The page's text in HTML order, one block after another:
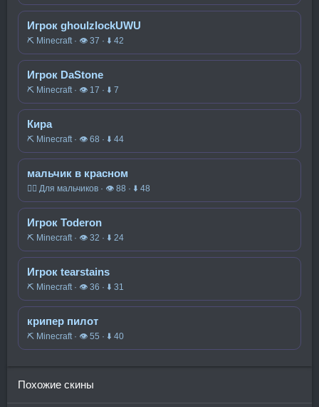
Игрок ghoulzlockUWU
⛏️ Minecraft · 👁 37 · ⬇ 42
Игрок DaStone
⛏️ Minecraft · 👁 17 · ⬇ 7
Кира
⛏️ Minecraft · 👁 68 · ⬇ 44
мальчик в красном
🧍‍♂️ Для мальчиков · 👁 88 · ⬇ 48
Игрок Toderon
⛏️ Minecraft · 👁 32 · ⬇ 24
Игрок tearstains
⛏️ Minecraft · 👁 36 · ⬇ 31
крипер пилот
⛏️ Minecraft · 👁 55 · ⬇ 40
Похожие скины